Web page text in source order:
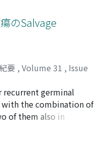
lymph
node disclosed,
and embryonal
neither degeneration
in serum AFP
patient had normal
disease 36
We emphasize
of the tumor
the histologic
of infantile
のSalvage
要 , Volume 31 , Issue
内, 利明;黒田, 昌男
;MIKI, Tsuneharu;ODA,
Toshiaki;KURODA,
germinal
the combination of
of them also in
Two complete